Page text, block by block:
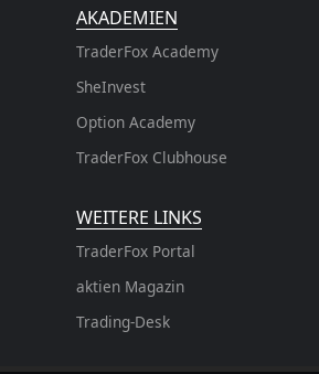
AKADEMIEN
TraderFox Academy
SheInvest
Option Academy
TraderFox Clubhouse
WEITERE LINKS
TraderFox Portal
aktien Magazin
Trading-Desk